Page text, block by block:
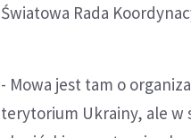
Światowa Rada
- Mowa jest tam o
terytorium Ukrainy, ale w